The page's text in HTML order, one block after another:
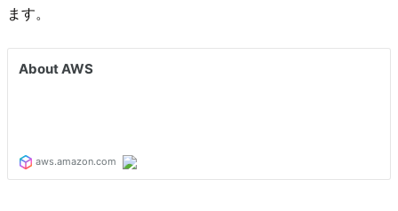
ます。